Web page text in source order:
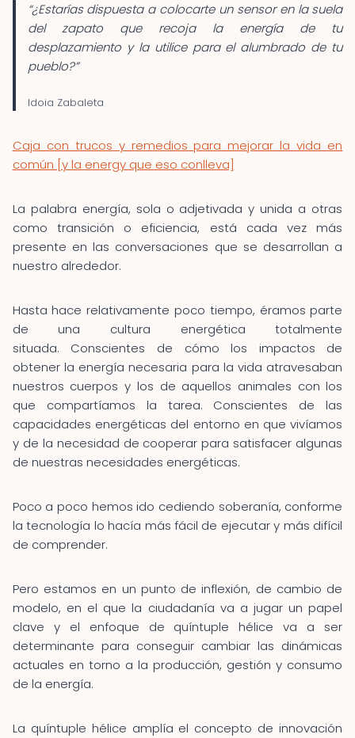
“¿Estarías dispuesta a colocarte un sensor en la suela
del zapato que recoja la energía de tu
desplazamiento y la utilice para el alumbrado de tu
pueblo?”
Idoia Zabaleta
Caja con trucos y remedios para mejorar la vida en
común [y la energy que eso conlleva]
La palabra energía, sola o adjetivada y unida a otras
como transición o eficiencia, está cada vez más
presente en las conversaciones que se desarrollan a
nuestro alrededor.
Hasta hace relativamente poco tiempo, éramos parte
de una cultura energética totalmente
situada. Conscientes de cómo los impactos de
obtener la energía necesaria para la vida atravesaban
nuestros cuerpos y los de aquellos animales con los
que compartíamos la tarea. Conscientes de las
capacidades energéticas del entorno en que vivíamos
y de la necesidad de cooperar para satisfacer algunas
de nuestras necesidades energéticas.
Poco a poco hemos ido cediendo soberanía, conforme
la tecnología lo hacía más fácil de ejecutar y más difícil
de comprender.
Pero estamos en un punto de inflexión, de cambio de
modelo, en el que la ciudadanía va a jugar un papel
clave y el enfoque de quíntuple hélice va a ser
determinante para conseguir cambiar las dinámicas
actuales en torno a la producción, gestión y consumo
de la energía.
La quíntuple hélice amplía el concepto de innovación